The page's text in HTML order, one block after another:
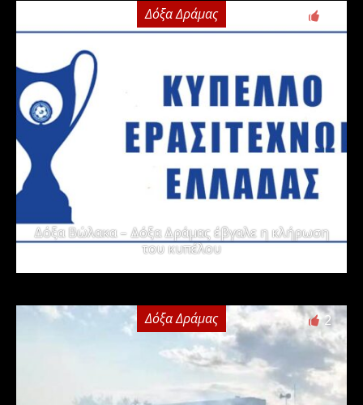
Δόξα Δράμας
Δόξα Βώλακα – Δόξα Δράμας έβγαλε η κλήρωση
του κυπέλου
Δόξα Δράμας 2